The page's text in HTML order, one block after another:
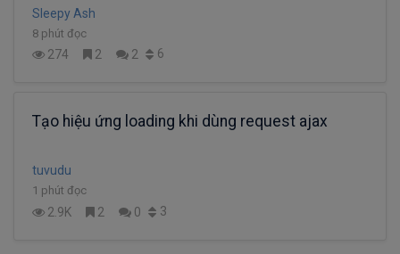
Sleepy Ash
8 phút đọc
274 2 2 6
Tạo hiệu ứng loading khi dùng request ajax
tuvudu
1 phút đọc
2.9K 2 0 3